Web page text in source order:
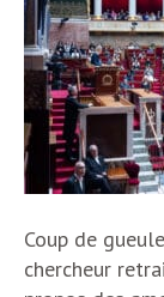
Coup de
chercheur